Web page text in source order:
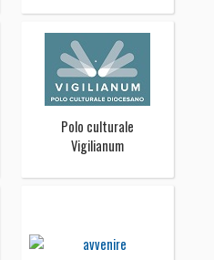
Polo culturale
Vigilianum